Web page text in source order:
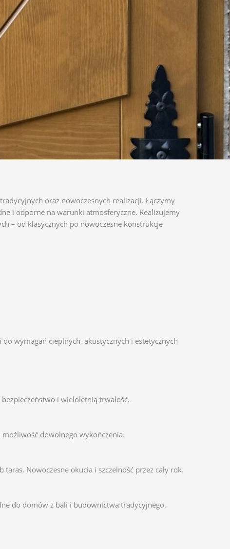
oraz nowoczesnych realizacji. Łączymy
i odporne na warunki atmosferyczne. Realizujemy
– od klasycznych po nowoczesne konstrukcje
wymagań cieplnych, akustycznych i estetycznych
i wieloletnią trwałość.
dowolnego wykończenia.
Nowoczesne okucia i szczelność przez cały rok.
do domów z bali i budownictwa tradycyjnego.